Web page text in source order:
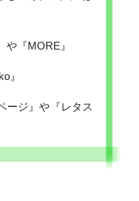
『MORE』
』
ージ』や『レタス